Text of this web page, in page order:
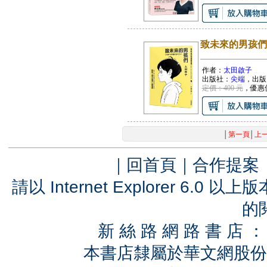
致未來的男孩
作者： 太田啟子
出版社： 尖端，出
定價：400 元，優惠
第一頁│ 上
｜ 回首頁 ｜ 合作提案
請以 Internet Explorer 6.0 以上
的
新 絲 路 網 路 書 店
本書店隸屬於華文網股